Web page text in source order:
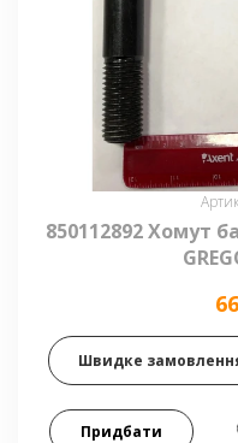
850112892 Хомут
Швидке
Придбати